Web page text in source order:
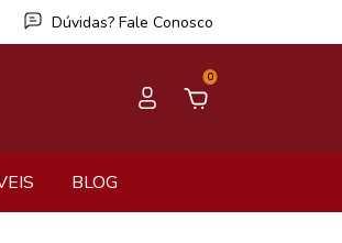
Dúvidas? Fale Conosco
0
BLOG